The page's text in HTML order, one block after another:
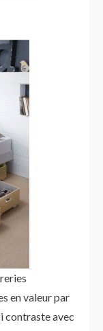
en valeur par
contraste avec